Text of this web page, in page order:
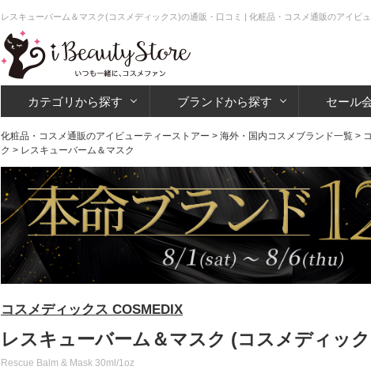
レスキューバーム＆マスク(コスメディックス)の通販・口コミ | 化粧品・コスメ通販のアイビ
カテゴリから探す ブランドから探す セール
化粧品・コスメ通販のアイビューティーストアー > 海外・国内コスメブランド一覧 >
ク > レスキューバーム＆マスク
コスメディックス COSMEDIX
レスキューバーム＆マスク (コスメディッ
Rescue Balm & Mask 30ml/1oz